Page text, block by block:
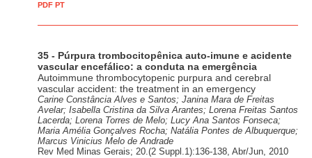
PDF PT
35 - Púrpura trombocitopênica auto-imune e acidente
vascular encefálico: a conduta na emergência
Autoimmune thrombocytopenic purpura and cerebral
vascular accident: the treatment in an emergency
Carine Constância Alves e Santos; Janina Mara de Freitas
Avelar; Isabella Cristina da Silva Arantes; Lorena Freitas Santos
Lacerda; Lorena Torres de Melo; Lucy Ana Santos Fonseca;
Maria Amélia Gonçalves Rocha; Natália Pontes de Albuquerque;
Marcus Vinicius Melo de Andrade
Rev Med Minas Gerais; 20.(2 Suppl.1):136-138, Abr/Jun, 2010